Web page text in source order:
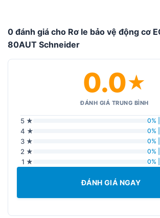
0 đánh giá cho Rơ le bảo vệ động cơ
80AUT Schneider
0.0★
ĐÁNH GIÁ TRUNG BÌNH
5 ★ 0%
4 ★ 0%
3 ★ 0%
2 ★ 0%
1 ★ 0%
ĐÁNH GIÁ NGAY